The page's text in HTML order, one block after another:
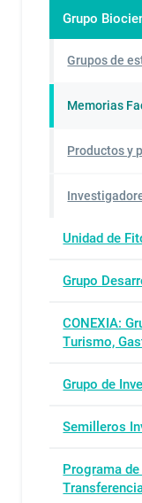
Grupo
Grupos de
Memorias
Productos y
Unidad de
Grupo
CONEXIA:
Turismo,
Grupo de
Semilleros
Programa